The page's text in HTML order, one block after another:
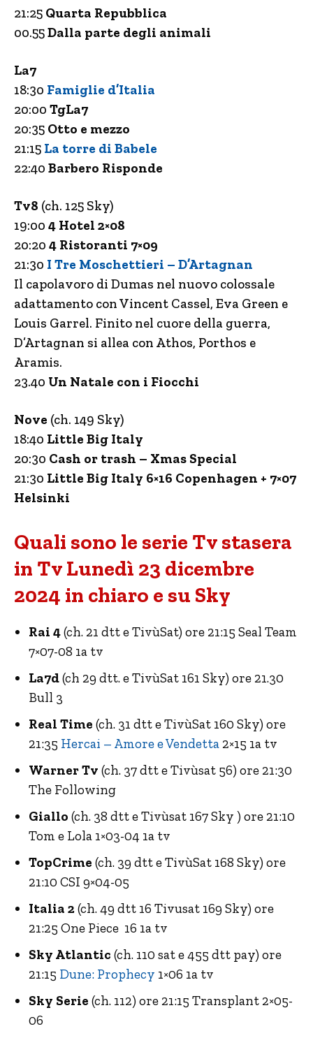
21:25 Quarta Repubblica
00.55Dalla parte degli animali
La7
18:30 Famiglie d’Italia
20:00 TgLa7
20:35 Otto e mezzo
21:15 La torre di Babele
22:40 Barbero Risponde
Tv8 (ch. 125 Sky)
19:00 4 Hotel 2×08
20:20 4 Ristoranti 7×09
21:30 I Tre Moschettieri – D’Artagnan
Il capolavoro di Dumas nel nuovo colossale
adattamento con Vincent Cassel, Eva Green e
Louis Garrel. Finito nel cuore della guerra,
D’Artagnan si allea con Athos, Porthos e
Aramis.
23.40 Un Natale con i Fiocchi
Nove (ch. 149 Sky)
18:40 Little Big Italy
20:30 Cash or trash – Xmas Special
21:30 Little Big Italy 6×16 Copenhagen + 7×07
Helsinki
Quali sono le serie Tv stasera
in Tv Lunedì 23 dicembre
2024 in chiaro e su Sky
Rai 4(ch. 21 dtt e TivùSat) ore 21:15 Seal Team
7×07-08 1a tv
La7d(ch 29 dtt. e TivùSat 161 Sky) ore 21.30
Bull 3
Real Time (ch. 31 dtt e TivùSat 160 Sky) ore
21:35 Hercai – Amore e Vendetta 2×15 1a tv
Warner Tv (ch. 37 dtt e Tivùsat 56) ore 21:30
The Following
Giallo (ch. 38 dtt e Tivùsat 167 Sky ) ore 21:10
Tom e Lola 1×03-04 1a tv
TopCrime (ch. 39 dtt e TivùSat 168 Sky) ore
21:10 CSI 9×04-05
Italia 2(ch. 49 dtt 16 Tivusat 169 Sky) ore
21:25 One Piece 16 1a tv
Sky Atlantic (ch. 110 sat e 455 dtt pay) ore
21:15 Dune: Prophecy 1×06 1a tv
Sky Serie (ch. 112) ore 21:15 Transplant 2×05-
06